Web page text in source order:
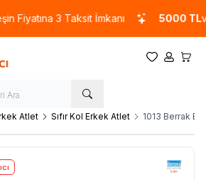
3 Taksit İmkanı 5000 TL ve
Favorilerim
Hesabım
Atlet Sıfır Kol Erkek Atlet 1013 Berrak